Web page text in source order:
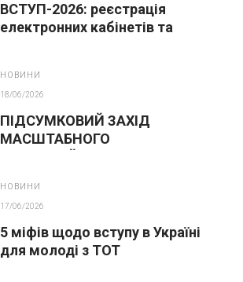
ВСТУП-2026: реєстрація
електронних кабінетів та
НОВИНИ
18/06/2026
ПІДСУМКОВИЙ ЗАХІД
МАСШТАБНОГО
НОВИНИ
17/06/2026
5 міфів щодо вступу в Україні
для молоді з ТОТ